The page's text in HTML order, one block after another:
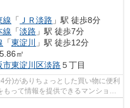
線 「 ＪＲ淡路 」駅 徒歩8分
線 「淡路 」駅 徒歩7分
「東淀川
」駅 徒歩12分
㎡
市東淀川区淡路 ５丁目
)がありちょっとした買い物に便利
って情報を提供できるマンション